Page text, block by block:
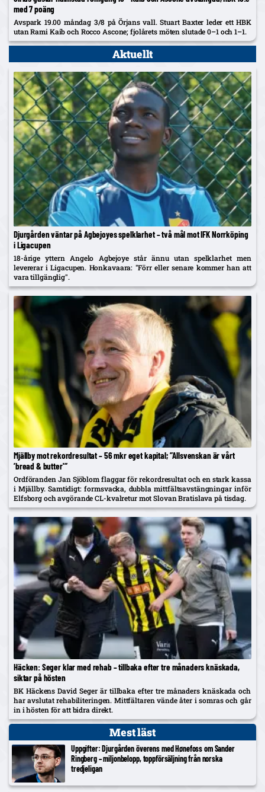
med 7 poäng
Avspark 19.00 måndag 3/8 på Örjans vall. Stuart Baxter leder ett HBK
utan Rami Kaib och Rocco Ascone; fjolårets möten slutade 0–1 och 1–1.
Aktuellt
Djurgården väntar på Agbejoyes spelklarhet – två mål mot IFK Norrköping
i Ligacupen
18-årige yttern Angelo Agbejoye står ännu utan spelklarhet men
levererar i Ligacupen. Honkavaara: "Förr eller senare kommer han att
vara tillgänglig".
Mjällby mot rekordresultat – 56 mkr eget kapital; ”Allsvenskan är vårt
’bread & butter'”
Ordföranden Jan Sjöblom flaggar för rekordresultat och en stark kassa
i Mjällby. Samtidigt: formsvacka, dubbla mittfältsavstängningar inför
Elfsborg och avgörande CL-kvalretur mot Slovan Bratislava på tisdag.
Häcken: Seger klar med rehab – tillbaka efter tre månaders knäskada,
siktar på hösten
BK Häckens David Seger är tillbaka efter tre månaders knäskada och
har avslutat rehabiliteringen. Mittfältaren vände åter i somras och går
in i hösten för att bidra direkt.
Mest läst
Uppgifter: Djurgården överens med Hønefoss om Sander
Ringberg – miljonbelopp, toppförsäljning från norska
tredjeligan